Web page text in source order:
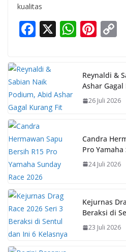
kualitas
F
e
b
o
o
k
X W
s
A
p
Pi
e
st
y
n
Reynaldi &
Ashar
26 Juli 2026
Candra
Pro Yamaha
24 Juli 2026
Kejurnas
Beraksi di
23 Juli 2026